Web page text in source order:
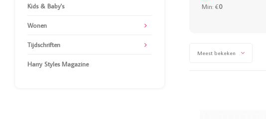
Kids & Baby's
Wonen
Tijdschriften
Harry Styles Magazine
Min: €0
Meest bekeken